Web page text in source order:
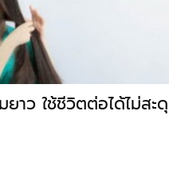
าว ใช้ชีวิตต่อได้ไม่สะ